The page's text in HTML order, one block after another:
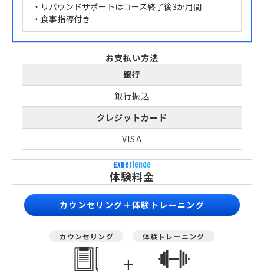
・リバウンドサポートはコース終了後3か月間
・食事指導付き
お支払い方法
銀行
銀行振込
クレジットカード
VISA
Experience
体験料金
カウンセリング＋体験トレーニング
カウンセリング
+
体験トレーニング